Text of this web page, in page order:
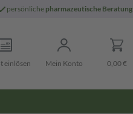
persönliche pharmazeutische Beratung
einlösen Mein Konto 0,00 €